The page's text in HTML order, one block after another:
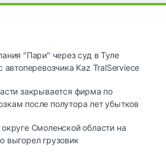
"Пари" через суд в Туле
Kaz TralServiece
закрывается фирма по
после полутора лет убытков
Смоленской области на
выгорел грузовик